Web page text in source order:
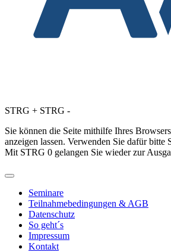
STRG + STRG -
Sie können die Seite mithilfe Ihres
anzeigen lassen. Verwenden Sie dafür
Mit STRG 0 gelangen Sie wieder zur
Seminare
Teilnahmebedingungen & AGB
Datenschutz
So geht´s
Impressum
Kontakt